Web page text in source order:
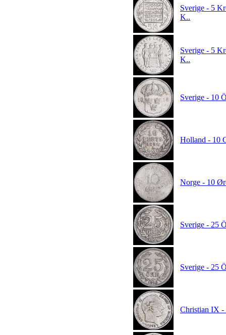
Sverige - 5
K..
Sverige - 5
K..
Sverige - 10
Holland - 10
Norge - 10
Sverige - 25
Sverige - 25
Christian IX -